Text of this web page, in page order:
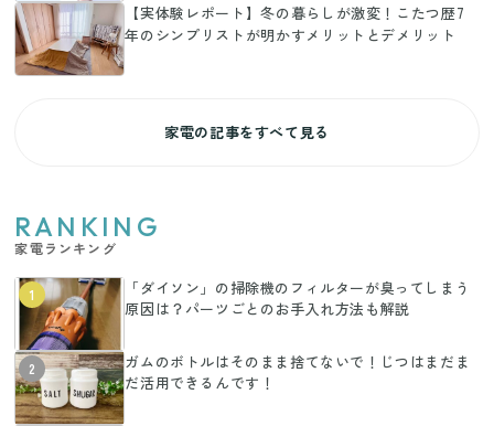
【実体験レポート】冬の暮らしが激変！こたつ歴7
年のシンプリストが明かすメリットとデメリット
家電の記事をすべて見る
RANKING
家電ランキング
1
「ダイソン」の掃除機のフィルターが臭ってしまう
原因は？パーツごとのお手入れ方法も解説
2
ガムのボトルはそのまま捨てないで！じつはまだま
だ活用できるんです！